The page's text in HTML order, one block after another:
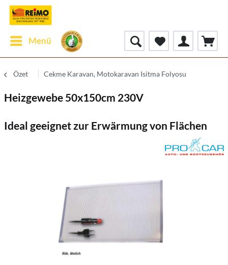
Menü
Özet Cekme Karavan, Motokaravan Isitma Folyosu
Heizgewebe 50x150cm 230V
Ideal geeignet zur Erwärmung von Flächen